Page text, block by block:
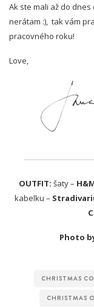
Ak ste mali až do
nerátam :), tak vám
pracovného roku!
Love,
OUTFIT: šaty –
kabelku –
Photo
CHRISTMAS
CHRISTMAS